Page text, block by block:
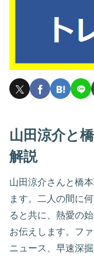
山田涼介と
解説
山田涼介さんと橋
ます。二人の間に
ると共に、熱愛の
お伝えします。フ
ニュース、早速深